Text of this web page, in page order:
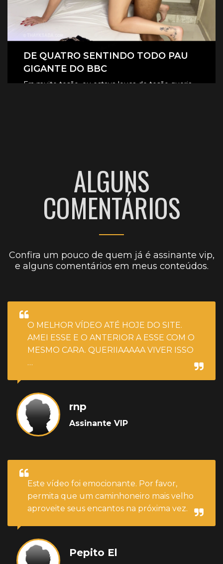
DE QUATRO SENTINDO TODO PAU
GIGANTE DO BBC
Era muito tesão, eu estava louca de tesão queria
ALGUNS
COMENTÁRIOS
Confira um pouco de quem já é assinante vip,
e alguns comentários em meus conteúdos.
O MELHOR VÍDEO ATÉ HOJE DO SITE.
AMEI ESSE E O ANTERIOR A ESSE COM O
MESMO CARA. QUERIIAAAAA VIVER ISSO
…
rnp
Assinante VIP
Este vídeo foi emocionante. Por favor,
permita que um caminhoneiro mais velho
aproveite seus encantos na próxima vez.
Pepito El